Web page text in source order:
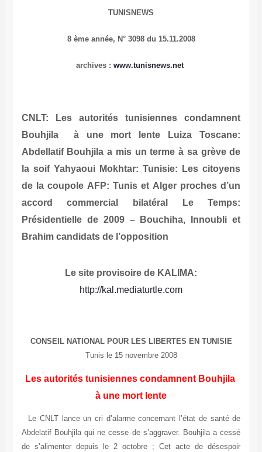
TUNISNEWS
8 ème année, N° 3098 du 15.11.2008
archives : www.tunisnews.net
CNLT: Les autorités tunisiennes condamnent
Bouhjila à une mort lente
Luiza Toscane:
Abdellatif Bouhjila a mis un terme à sa grève de
la soifYahyaoui Mokhtar: Tunisie: Les citoyens
de la coupole AFP: Tunis et Alger proches d’un
accord commercial bilatéral
Le Temps:
Présidentielle de 2009 – Bouchiha, Innoubli et
Brahim candidats de l’opposition
Le site provisoire de KALIMA:
http://kal.mediaturtle.com
CONSEIL NATIONAL POUR LES LIBERTES EN TUNISIE
Tunis le 15 novembre 2008
Les autorités tunisiennes condamnent Bouhjila
à une mort lente
Le CNLT lance un cri d’alarme concernant l’état de santé de
Abdelatif Bouhjila qui ne cesse de s’aggraver. Bouhjila a cessé
de s’alimenter depuis le 2 octobre ; Cet acte de désespoir